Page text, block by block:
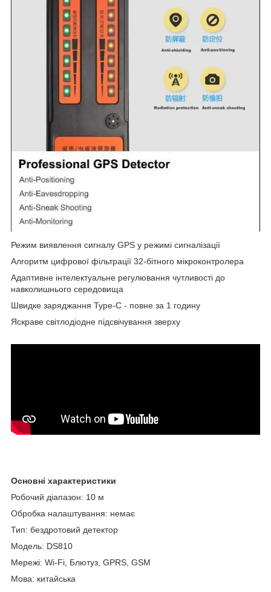
Режим виявлення сигналу GPS у режимі сигналізації
Алгоритм цифрової фільтрації 32-бітного мікроконтролера
Адаптивне інтелектуальне регулювання чутливості до
навколишнього середовища
Швидке заряджання Type-C - повне за 1 годину
Яскраве світлодіодне підсвічування зверху
Основні характеристики
Робочий діапазон: 10 м
Обробка налаштування: немає
Тип: бездротовий детектор
Модель: DS810
Мережі: Wi-Fi, Блютуз, GPRS, GSM
Мова: китайська